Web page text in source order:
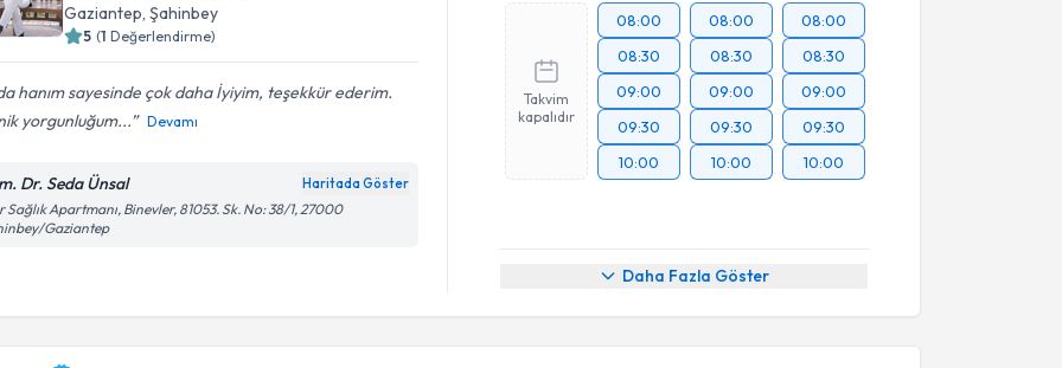
Gaziantep ,Şahinbey
5 (1 Değerlendirme)
hanım sayesinde çok daha İyiyim, teşekkür ederim.
yorgunluğum...
Devamı
Dr. Seda Ünsal Haritada Göster
Sağlık Apartmanı, Binevler, 81053. Sk. No: 38/1, 27000
Gaziantep
Takvim
kapalıdır
08:00
08:30
09:00
09:30
10:00
08:00
08:30
09:00
09:30
10:00
08:00
08:30
09:00
09:30
10:00
Daha Fazla Göster